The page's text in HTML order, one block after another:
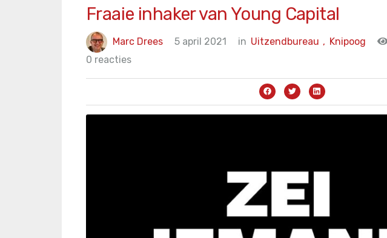
Fraaie inhaker van Young Capital
Marc Drees 5 april 2021 in Knipoog
Uitzendbureau ,
0 reacties